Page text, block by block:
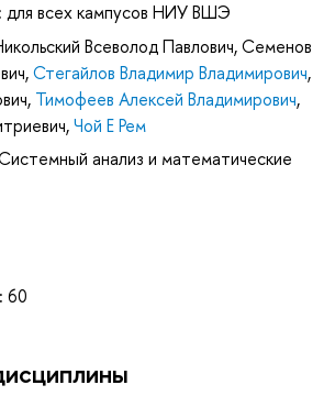
для всех кампусов НИУ ВШЭ
Всеволод Павлович,Семенов
,Стегайлов Владимир Владимирович,
, Тимофеев Алексей Владимирович,
,Чой Е Рем
анализ и математические
60